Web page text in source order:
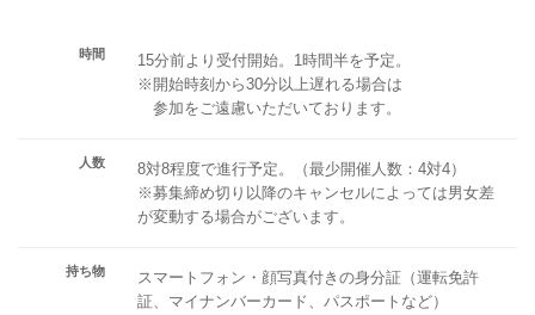
時間
15分前より受付開始。1時間半を予定。
※開始時刻から30分以上遅れる場合は
参加をご遠慮いただいております。
人数
8対8程度で進行予定。（最少開催人数：4対4）
※募集締め切り以降のキャンセルによっては男女差
が変動する場合がございます。
持ち物
スマートフォン・顔写真付きの身分証（運転免許
証、マイナンバーカード、パスポートなど）